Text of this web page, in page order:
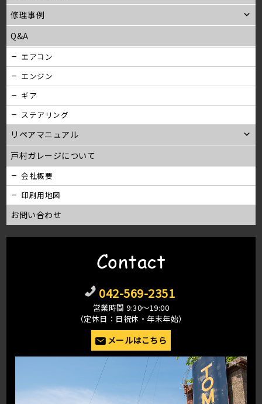
修理事例
Q&A
エアコン
エンジン
ギア
ステアリング
リペアマニュアル
戸村ガレージについて
会社概要
印刷用地図
お問い合わせ
Contact
042-569-2351
営業時間 9:30〜19:00
（定休日：日祝休・年末年始）
メールはこちら